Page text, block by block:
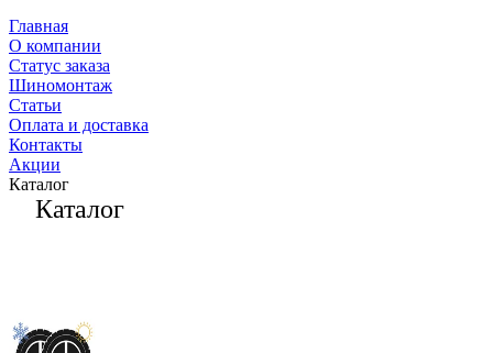
Главная
О компании
Статус заказа
Шиномонтаж
Статьи
Оплата и доставка
Контакты
Акции
Каталог
Каталог